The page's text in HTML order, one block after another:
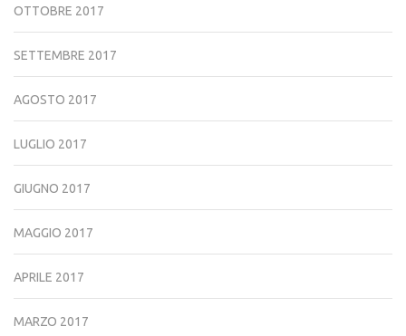
OTTOBRE 2017
SETTEMBRE 2017
AGOSTO 2017
LUGLIO 2017
GIUGNO 2017
MAGGIO 2017
APRILE 2017
MARZO 2017